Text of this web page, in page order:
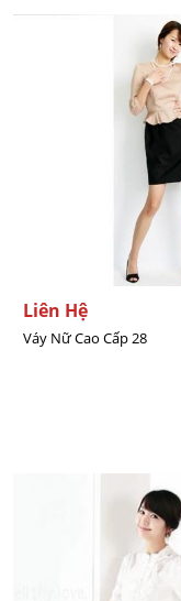
Liên Hệ
Váy Nữ Cao Cấp 28